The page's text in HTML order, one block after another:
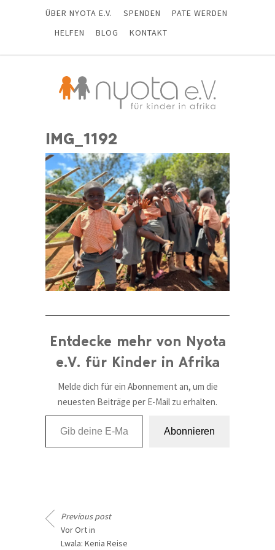
ÜBER NYOTA E.V. SPENDEN
PATE WERDEN
HELFEN
BLOG KONTAKT
IMG_1192
Entdecke mehr von Nyota
e.V. für Kinder in Afrika
Melde dich für ein Abonnement an, um die
neuesten Beiträge per E-Mail zu erhalten.
Gib deine E-Mail-Adresse ein ...
Abonnieren
Previous post
Vor Ort in
Lwala: Kenia Reise